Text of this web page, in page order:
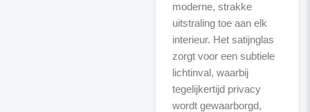
moderne, strakke
uitstraling toe aan elk
interieur. Het satijnglas
zorgt voor een subtiele
lichtinval, waarbij
tegelijkertijd privacy
wordt gewaarborgd,